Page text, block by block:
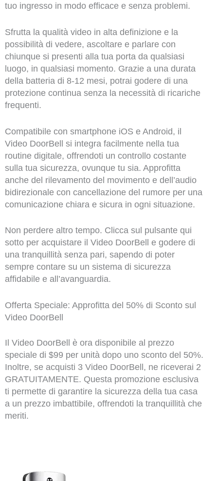
tuo ingresso in modo efficace e senza problemi.
Sfrutta la qualità video in alta definizione e la
possibilità di vedere, ascoltare e parlare con
chiunque si presenti alla tua porta da qualsiasi
luogo, in qualsiasi momento. Grazie a una durata
della batteria di 8-12 mesi, potrai godere di una
protezione continua senza la necessità di ricariche
frequenti.
Compatibile con smartphone iOS e Android, il
Video DoorBell si integra facilmente nella tua
routine digitale, offrendoti un controllo costante
sulla tua sicurezza, ovunque tu sia. Approfitta
anche del rilevamento del movimento e dell’audio
bidirezionale con cancellazione del rumore per una
comunicazione chiara e sicura in ogni situazione.
Non perdere altro tempo. Clicca sul pulsante qui
sotto per acquistare il Video DoorBell e godere di
una tranquillità senza pari, sapendo di poter
sempre contare su un sistema di sicurezza
affidabile e all’avanguardia.
Offerta Speciale: Approfitta del 50% di Sconto sul
Video DoorBell
Il Video DoorBell è ora disponibile al prezzo
speciale di $99 per unità dopo uno sconto del 50%.
Inoltre, se acquisti 3 Video DoorBell, ne riceverai 2
GRATUITAMENTE. Questa promozione esclusiva
ti permette di garantire la sicurezza della tua casa
a un prezzo imbattibile, offrendoti la tranquillità che
meriti.